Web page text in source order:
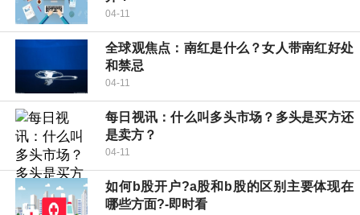
04-11
全球观焦点：南红是什么？女人带南红好处
和禁忌
04-11
每日视讯：什么叫多头市场？多头是买方还
是卖方？
04-11
如何b股开户?a股和b股的区别主要体现在
哪些方面?-即时看